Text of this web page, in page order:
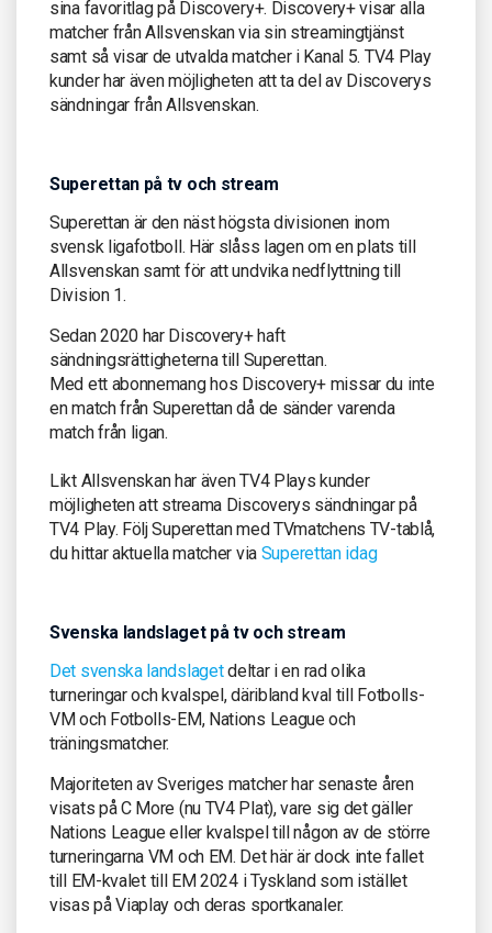
sina favoritlag på Discovery+. Discovery+ visar alla
matcher från Allsvenskan via sin streamingtjänst
samt så visar de utvalda matcher i Kanal 5. TV4 Play
kunder har även möjligheten att ta del av Discoverys
sändningar från Allsvenskan.
Superettan på tv och stream
Superettan är den näst högsta divisionen inom
svensk ligafotboll. Här slåss lagen om en plats till
Allsvenskan samt för att undvika nedflyttning till
Division 1.
Sedan 2020 har Discovery+ haft
sändningsrättigheterna till Superettan.
Med ett abonnemang hos Discovery+ missar du inte
en match från Superettan då de sänder varenda
match från ligan.
Likt Allsvenskan har även TV4 Plays kunder
möjligheten att streama Discoverys sändningar på
TV4 Play. Följ Superettan med TVmatchens TV-tablå,
du hittar aktuella matcher via Superettan idag
Svenska landslaget på tv och stream
Det svenska landslagetdeltar i en rad olika
turneringar och kvalspel, däribland kval till Fotbolls-
VM och Fotbolls-EM, Nations League och
träningsmatcher.
Majoriteten av Sveriges matcher har senaste åren
visats på C More (nu TV4 Plat), vare sig det gäller
Nations League eller kvalspel till någon av de större
turneringarna VM och EM. Det här är dock inte fallet
till EM-kvalet till EM 2024 i Tyskland som istället
visas på Viaplay och deras sportkanaler.